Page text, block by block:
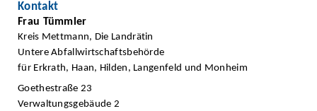
Kontakt
Frau Tümmler
Kreis Mettmann, Die Landrätin
Untere Abfallwirtschaftsbehörde
für Erkrath, Haan, Hilden, Langenfeld und Monheim
Goethestraße 23
Verwaltungsgebäude 2